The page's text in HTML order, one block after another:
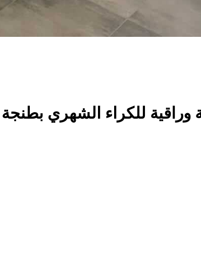
وراقية للكراء الشهري بطنجة